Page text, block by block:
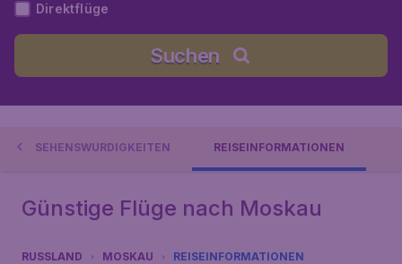
Direktflüge
Suchen
SEHENSWÜRDIGKEITEN REISEINFORMATIONEN
Günstige Flüge nach Moskau
RUSSLAND MOSKAU REISEINFORMATIONEN